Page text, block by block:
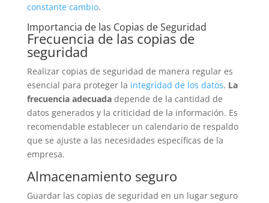
constante cambio.
Importancia de las Copias de Seguridad
Frecuencia de las copias de
seguridad
Realizar copias de seguridad de manera regular es
esencial para proteger la integridad de los datos. La
frecuencia adecuadadepende de la cantidad de
datos generados y la criticidad de la información. Es
recomendable establecer un calendario de respaldo
que se ajuste a las necesidades específicas de la
empresa.
Almacenamiento seguro
Guardar las copias de seguridad en un lugar seguro